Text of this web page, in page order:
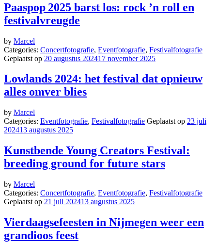
Paaspop 2025 barst los: rock ’n roll en
festivalvreugde
by Marcel
Categories: Concertfotografie, Eventfotografie, Festivalfotografie
Geplaatst op 20 augustus 202417 november 2025
Lowlands 2024: het festival dat opnieuw
alles omver blies
by Marcel
Categories: Eventfotografie, Festivalfotografie Geplaatst op 23 juli
202413 augustus 2025
Kunstbende Young Creators Festival:
breeding ground for future stars
by Marcel
Categories: Concertfotografie, Eventfotografie, Festivalfotografie
Geplaatst op 21 juli 202413 augustus 2025
Vierdaagsefeesten in Nijmegen weer een
grandioos feest